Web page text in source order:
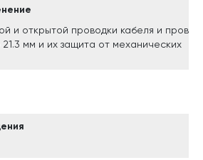
и открытой проводки кабеля и пров
мм и их защита от механических